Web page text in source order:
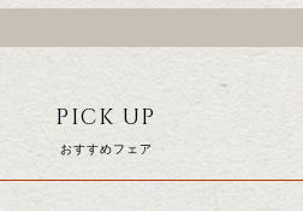
PICK UP
おすすめフェア